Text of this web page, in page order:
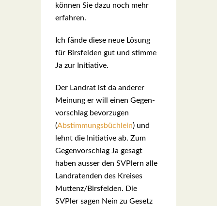
kön­nen Sie dazu noch mehr
erfah­ren.
Ich fän­de die­se neue Lösung
für Birs­fel­den gut und stim­me
Ja zur Initia­ti­ve.
Der Land­rat ist da ande­rer
Mei­nung er will einen Gegen­
vor­schlag bevor­zu­gen
(Abstimmungsbüchlein) und
lehnt die Initia­ti­ve ab. Zum
Gegen­vor­schlag Ja gesagt
haben aus­ser den SVPlern alle
Land­ra­ten­den des Krei­ses
Muttenz/Birsfelden. Die
SVPler sagen Nein zu Gesetz